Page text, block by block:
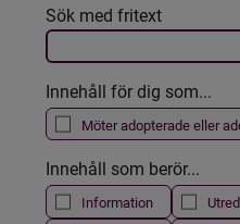
Filtrera resultatet
Det här formuläret
Sök med fritext
Innehåll för dig som...
Möter adopterade eller
Innehåll som berör...
Information